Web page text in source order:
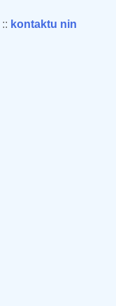
:: kontaktu nin